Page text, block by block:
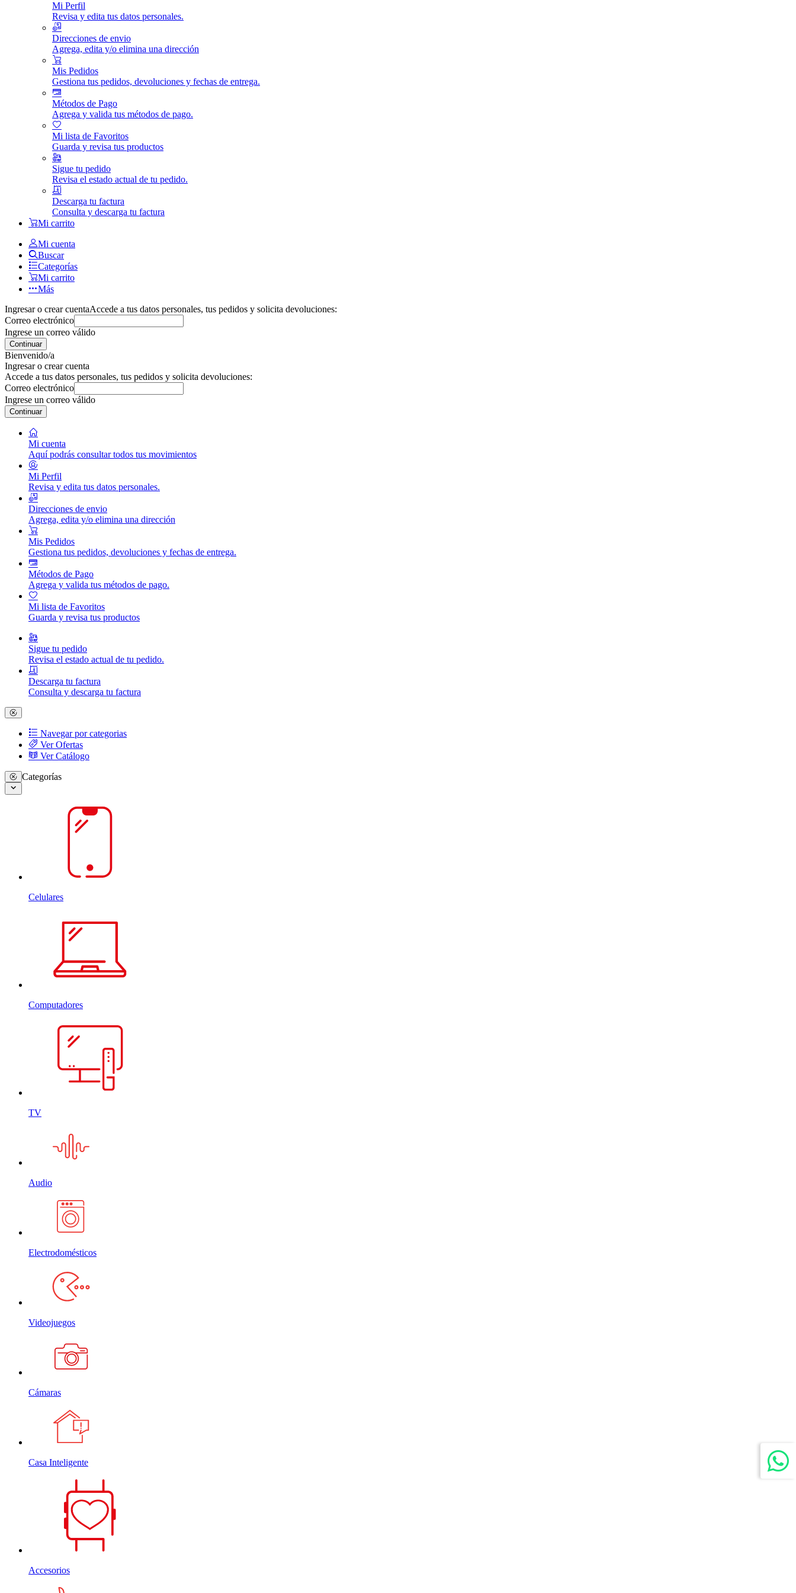
Mi Perfil
Revisa y edita tus datos personales.
Direcciones de envio
Agrega, edita y/o elimina una dirección
Mis Pedidos
Gestiona tus pedidos, devoluciones y fechas de entrega.
Métodos de Pago
Agrega y valida tus métodos de pago.
Mi lista de Favoritos
Guarda y revisa tus productos
Sigue tu pedido
Revisa el estado actual de tu pedido.
Descarga tu factura
Consulta y descarga tu factura
Mi carrito
Mi cuenta
Buscar
Categorías
Mi carrito
Más
Ingresar o crear cuentaAccede a tus datos personales, tus pedidos y solicita devoluciones:
Correo electrónico
Ingrese un correo válido
Continuar
Bienvenido/a
Ingresar o crear cuenta
Accede a tus datos personales, tus pedidos y solicita devoluciones:
Correo electrónico
Ingrese un correo válido
Continuar
Mi cuenta
Aquí podrás consultar todos tus movimientos
Mi Perfil
Revisa y edita tus datos personales.
Direcciones de envio
Agrega, edita y/o elimina una dirección
Mis Pedidos
Gestiona tus pedidos, devoluciones y fechas de entrega.
Métodos de Pago
Agrega y valida tus métodos de pago.
Mi lista de Favoritos
Guarda y revisa tus productos
Sigue tu pedido
Revisa el estado actual de tu pedido.
Descarga tu factura
Consulta y descarga tu factura
Navegar por categorias
Ver Ofertas
Ver Catálogo
Categorías
Celulares
Computadores
TV
Audio
Electrodomésticos
Videojuegos
Cámaras
Casa Inteligente
Accesorios